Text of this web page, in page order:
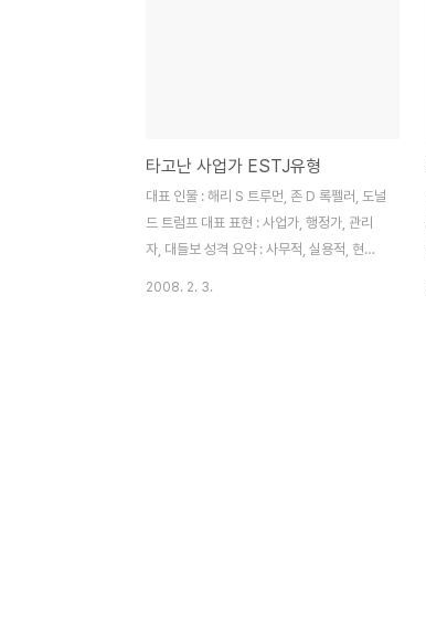
타고난 사업가 ESTJ유형
대표 인물 : 해리 S 트루먼, 존 D 록펠러, 도널
드 트럼프 대표 표현 : 사업가, 행정가, 관리
자, 대들보 성격 요약 : 사무적, 실용적, 현실
2008. 2. 3.